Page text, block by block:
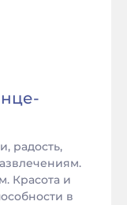
-
радость,
Красота и
в